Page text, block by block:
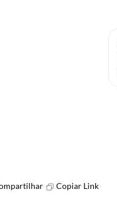
Copiar Link